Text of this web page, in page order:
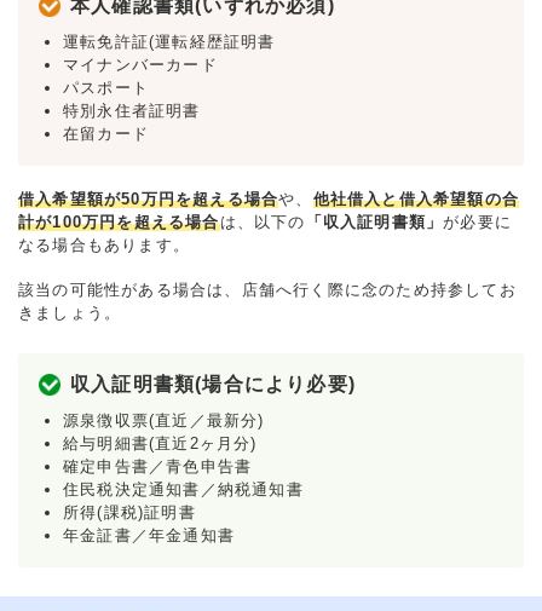
本人確認書類(いずれか必須)
運転免許証(運転経歴証明書
マイナンバーカード
パスポート
特別永住者証明書
在留カード
借入希望額が50万円を超える場合や、 他社借入と借入希望額の合
計が100万円を超える場合は、以下の 「収入証明書類」が必要に
なる場合もあります。
該当の可能性がある場合は、店舗へ行く際に念のため持参してお
きましょう。
収入証明書類(場合により必要)
源泉徴収票(直近／最新分)
給与明細書(直近2ヶ月分)
確定申告書／青色申告書
住民税決定通知書／納税通知書
所得(課税)証明書
年金証書／年金通知書